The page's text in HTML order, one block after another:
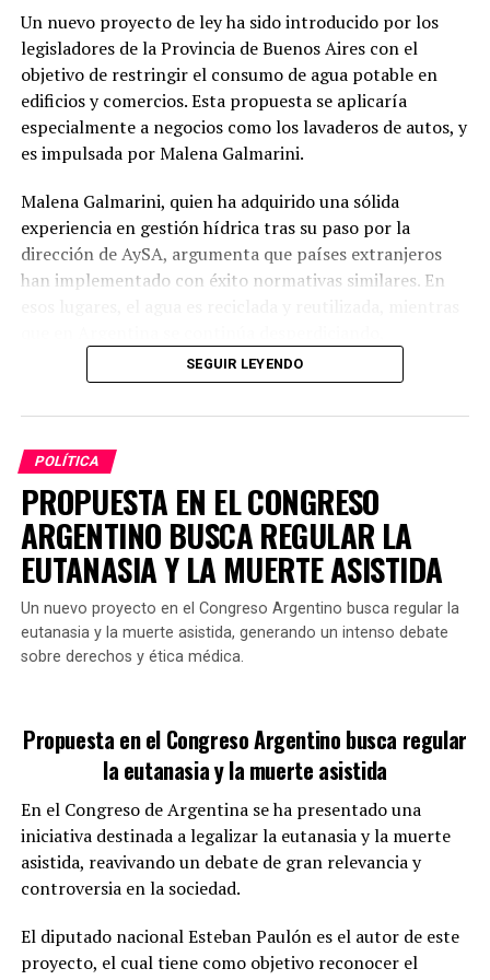
El proyecto sostiene que la protección de la intimidad
familiar no puede ser un obstáculo para la investigación
y la sanción de delitos que vulneran los derechos
fundamentales de las mujeres.
Conformidad con compromisos
internacionales
Además, la iniciativa tiene como meta alinear la
legislación argentina con los compromisos adquiridos
en la Convención de Belém do Pará y otros
demandan respuestas efectivas frente a la violencia de
En este contexto, el proyecto enfatiza que combatir la
impunidad no solo implica sancionar a los autores
directos de femicidios, sino también erradicar
normativas que puedan obstaculizar las investigaciones
o favorecer la falta de justicia.
Si se aprueba en el Congreso, esta propuesta
representaría un cambio significativo en el tratamiento
penal de aquellos que colaboran en el encubrimiento de
Un nuevo proyecto de ley ha sido introducido por los
legisladores de la Provincia de Buenos Aires con el
objetivo de restringir el consumo de agua potable en
edificios y comercios. Esta propuesta se aplicaría
especialmente a negocios como los lavaderos de autos, y
es impulsada por Malena Galmarini.
Malena Galmarini, quien ha adquirido una sólida
experiencia en gestión hídrica tras su paso por la
dirección de AySA, argumenta que países extranjeros
han implementado con éxito normativas similares. En
especialmente en actividades como el lavado de
vehículos, donde se pierden miles de litros a diario.
GALMARINI FUE TITULAR DE AYSA
¿Cómo se limitará el uso de agua
potable?
La propuesta incluye laadopción de tecnologías
modernas que reduzcan el consumo de agua en
actividades de limpieza y mantenimiento.
Según
Galmarini, existen herramientas que permiten realizar
SEGUIR LEYENDO
POLÍTICA
PROPUESTA EN EL CONGRESO
ARGENTINO BUSCA REGULAR LA
EUTANASIA Y LA MUERTE ASISTIDA
Un nuevo proyecto en el Congreso Argentino busca regular la
eutanasia y la muerte asistida, generando un intenso debate
sobre derechos y ética médica.
Propuesta en el Congreso Argentino busca regular
la eutanasia y la muerte asistida
En el Congreso de Argentina se ha presentado una
iniciativa destinada a legalizar la eutanasia y la muerte
asistida, reavivando un debate de gran relevancia y
controversia en la sociedad.
El diputado nacional Esteban Paulón es el autor de este
proyecto, el cual tiene como objetivo reconocer el